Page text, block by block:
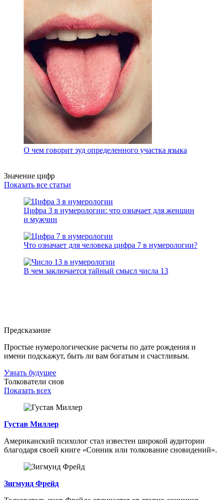
О чем говорит зуд определенного участка языка
Значение цифр
Показать все статьи
Цифра 3 в нумерологии: что означает для женщин
и мужчин
Что означает для человека цифра 7 в нумерологии?
В чем заключается тайный смысл числа 13
Предсказание
Простые нумерологические расчеты по дате рождения и
имени подскажут, быть ли вам богатым и счастливым.
Узнать будущее
Толкователи снов
Показать всех
Густав Миллер
Американский психолог стал известен широкой аудитории
благодаря своей книге «Сонник или толкование сновидений».
Зигмунд Фрейд